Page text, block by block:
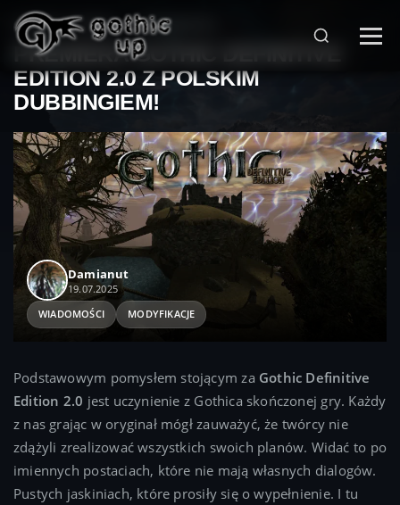
STRONA GŁÓWNA > WIADOMOŚCI
PREMIERA GOTHIC DEFINITIVE
EDITION 2.0 Z POLSKIM
DUBBINGIEM!
Damianut
19.07.2025
WIADOMOŚCI MODYFIKACJE
Podstawowym pomysłem stojącym za Gothic Definitive
Edition 2.0 jest uczynienie z Gothica skończonej gry. Każdy
z nas grając w oryginał mógł zauważyć, że twórcy nie
zdążyli zrealizować wszystkich swoich planów. Widać to po
imiennych postaciach, które nie mają własnych dialogów.
Pustych jaskiniach, które prosiły się o wypełnienie. I tu